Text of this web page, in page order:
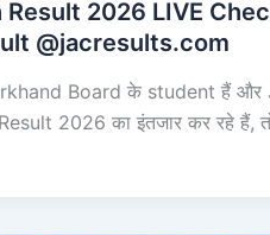
Result 2026 LIVE
@jacresults.com
Board के student हैं और
2026 का इंतजार कर रहे हैं,